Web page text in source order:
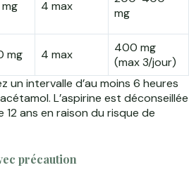
4 max
mg
mg 4 max
400 mg
(max 3/jour)
un intervalle d’au moins 6 heures
L’aspirine est déconseillée
12 ans en raison du risque de
précaution